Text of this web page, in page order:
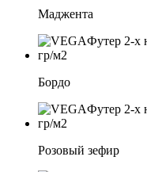
Маджента
Бордо
Розовый зефир